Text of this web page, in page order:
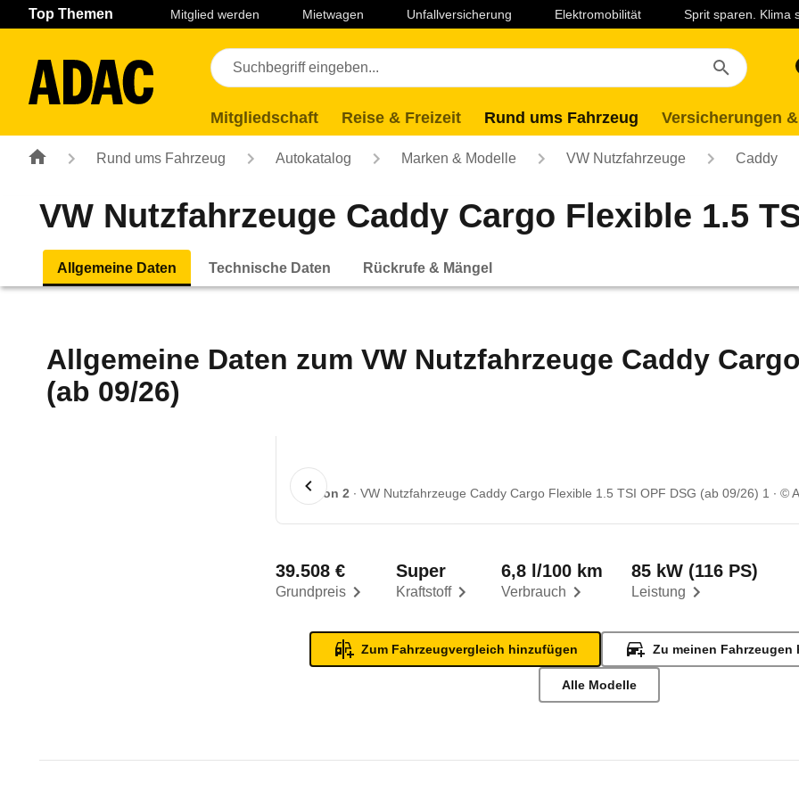
Navigation Seiteninhalt Fußzeile
Top Themen Mitglied werden Mietwagen Unfallversicherung Elektromobilität Sprit sparen. Klima
Mitgliedschaft Reise & Freizeit Rund ums Fahrzeug Versicherungen
Rund ums Fahrzeug Autokatalog Marken & Modelle VW Nutzfahrzeuge Caddy
VW Nutzfahrzeuge Caddy Cargo Flexible 1.5
Allgemeine Daten Technische Daten Rückrufe & Mängel
Allgemeine Daten zum VW Nutzfahrzeuge Caddy
(ab 09/26)
1 von 2 VW Nutzfahrzeuge Caddy Cargo Flexible 1.5 TSI OPF DSG (ab 09/26) 1 ©
Grundpreis
39.508 €
Kraftstoff
Super
Verbrauch
6,8 l/100 km
Leistung
85 kW (116 PS)
Zum Fahrzeugvergleich hinzufügen Zu meinen Fahrzeugen
Alle Modelle